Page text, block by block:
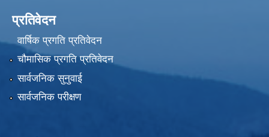
प्रतिवेदन
वार्षिक प्रगति प्रतिवेदन
चौमासिक प्रगति प्रतिवेदन
सार्वजनिक सुनुवाई
सार्वजनिक परीक्षण